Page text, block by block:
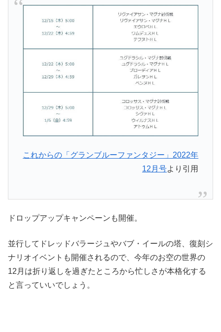
これからの「グランブルーファンタジー」2022年
12月号より引用
ドロップアップキャンペーンも開催。
並行してドレッドバラージュやバブ・イールの塔、復刻シ
ナリオイベントも開催されるので、今年のお空の世界の
12月は折り返しを過ぎたところから忙しさが本格化する
と言っていいでしょう。